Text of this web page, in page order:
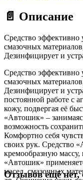
📄 Описание
Средство эффективно
смазочных
Дезинфицирует и
Средство эффективно
смазочных
Дезинфицирует и
постоянной работе с
кожу, подвергая её
«Автошик» –
возможность
Комфортно себя
своих рук. Средство
кремообразную
«Автошик»
масел, смазочных
Отзывов ещё нет,